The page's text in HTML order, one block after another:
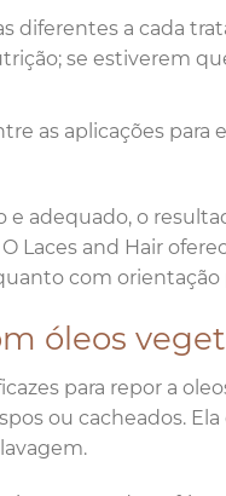
diferentes a cada
se estiverem
as aplicações para
adequado, o
Laces and Hair
com orientação
óleos
para repor a
ou cacheados.